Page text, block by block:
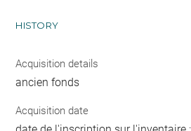
HISTORY
Acquisition details
ancien fonds
Acquisition date